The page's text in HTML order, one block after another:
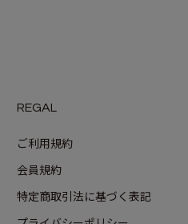
REGAL
ご利用規約
会員規約
特定商取引法に基づく表記